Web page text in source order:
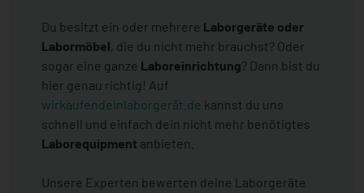
Du besitzt ein oder mehrere Laborgeräte oder
Labormöbel, die du nicht mehr brauchst? Oder
sogar eine ganze Laboreinrichtung? Dann bist du
hier genau richtig! Auf
wirkaufendeinlaborgerät.de kannst du uns
schnell und einfach dein nicht mehr benötigtes
Laborequipment anbieten.
Unsere Experten bewerten deine Laborgeräte